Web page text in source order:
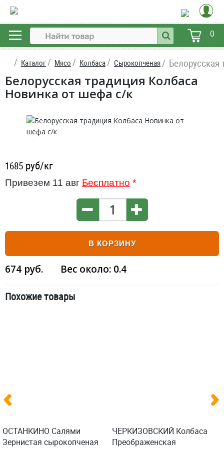
0
Каталог Мясо Колбаса Сырокопченая
Белорусская традиция Колбаса
Новинка от шефа с/к
1685 руб/кг
Привезем 11 авг Бесплатно *
В КОРЗИНУ
674 руб. Вес около: 0.4
Похожие товары
ОСТАНКИНО Салями
Зернистая сырокопченая
ЧЕРКИЗОВСКИЙ Колбаса
Преображенская